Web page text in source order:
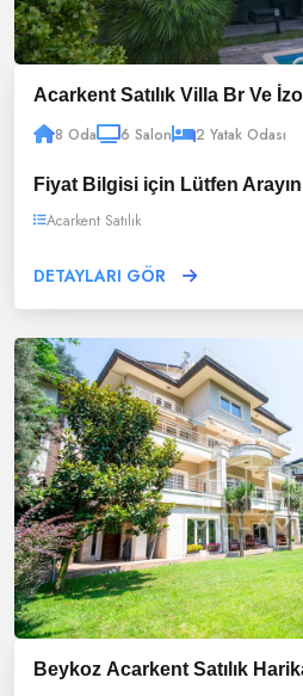
Acarkent Satılık Villa Br Ve
8 Oda 6 Salon 2 Yatak Odası
Fiyat Bilgisi için Lütfen
Acarkent Satılık
DETAYLARI GÖR
Beykoz Acarkent Satılık